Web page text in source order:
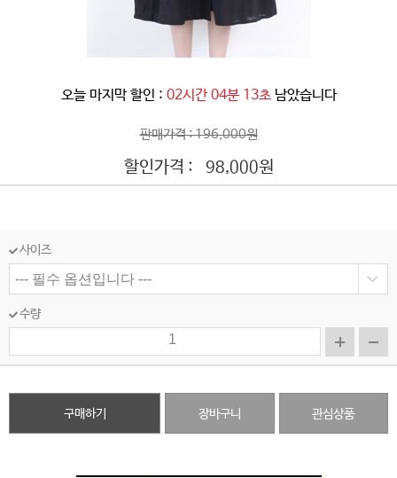
오늘 마지막 할인 : 02시간 04분 11초 남았습니다
판매가격 : 196,000원
할인가격 : 98,000원
사이즈
수량
구매하기 장바구니 관심상품